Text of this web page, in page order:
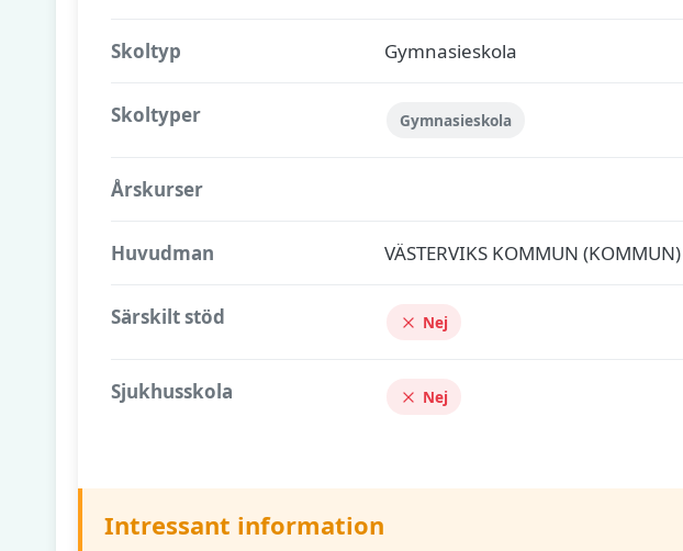
Skoltyp Gymnasieskola
Skoltyper Gymnasieskola
Årskurser
Huvudman VÄSTERVIKS KOMMUN (KOMMUN)
Särskilt stöd Nej
Sjukhusskola Nej
Intressant information